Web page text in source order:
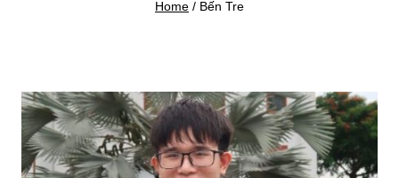
Home / Bến Tre